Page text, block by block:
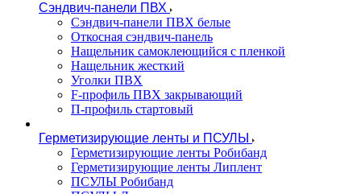
Сэндвич-панели ПВХ
Сэндвич-панели ПВХ белые
Откосная сэндвич-панель
Нащельник самоклеющийся с пленкой
Нащельник жесткий
Уголки ПВХ
F-профиль ПВХ закрывающий
П-профиль стартовый
Герметизирующие ленты и ПСУЛЫ
Герметизирующие ленты Робибанд
Герметизирующие ленты Липлент
ПСУЛЫ Робибанд